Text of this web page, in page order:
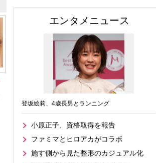
エンタメニュース
登坂絵莉、4歳長男とランニング
小原正子、資格取得を報告
ファミマとヒロアカがコラボ
施す側から見た整形のカジュアル化